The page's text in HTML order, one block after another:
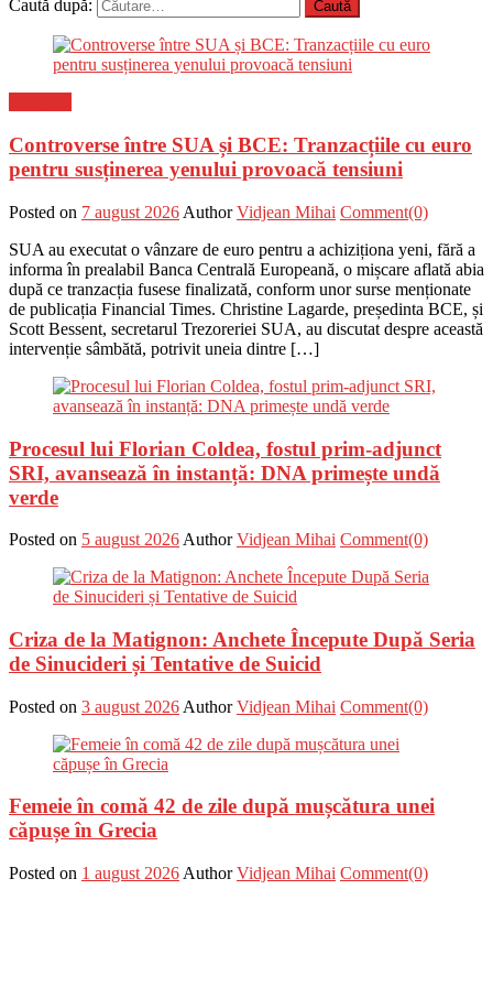
Caută după:
Controverse între SUA și BCE: Tranzacțiile cu euro
pentru susținerea yenului provoacă tensiuni
Posted on 7 august 2026 Author Vidjean Mihai Comment(0)
SUA au executat o vânzare de euro pentru a achiziționa yeni, fără a
informa în prealabil Banca Centrală Europeană, o mișcare aflată abia
după ce tranzacția fusese finalizată, conform unor surse menționate
de publicația Financial Times. Christine Lagarde, președinta BCE, și
Scott Bessent, secretarul Trezoreriei SUA, au discutat despre această
intervenție sâmbătă, potrivit uneia dintre […]
Procesul lui Florian Coldea, fostul prim-adjunct
SRI, avansează în instanță: DNA primește undă
verde
Posted on 5 august 2026 Author Vidjean Mihai Comment(0)
Criza de la Matignon: Anchete Începute După Seria
de Sinucideri și Tentative de Suicid
Posted on 3 august 2026 Author Vidjean Mihai Comment(0)
Femeie în comă 42 de zile după mușcătura unei
căpușe în Grecia
Posted on 1 august 2026 Author Vidjean Mihai Comment(0)